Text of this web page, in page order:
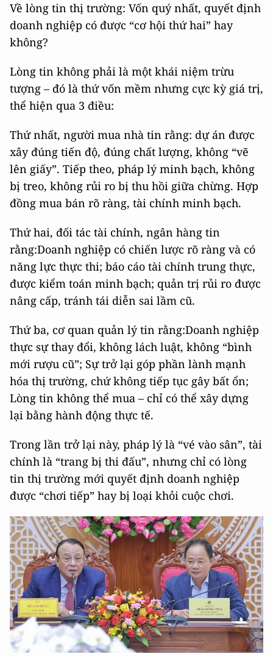
Về lòng tin thị trường: Vốn quý nhất, quyết định
doanh nghiệp có được “cơ hội thứ hai” hay
không?
Lòng tin không phải là một khái niệm trừu
tượng – đó là thứ vốn mềm nhưng cực kỳ giá trị,
thể hiện qua 3 điều:
Thứ nhất, người mua nhà tin rằng: dự án được
xây đúng tiến độ, đúng chất lượng, không “vẽ
lên giấy”. Tiếp theo, pháp lý minh bạch, không
bị treo, không rủi ro bị thu hồi giữa chừng. Hợp
đồng mua bán rõ ràng, tài chính minh bạch.
Thứ hai, đối tác tài chính, ngân hàng tin
rằng:Doanh nghiệp có chiến lược rõ ràng và có
năng lực thực thi; báo cáo tài chính trung thực,
được kiểm toán minh bạch; quản trị rủi ro được
nâng cấp, tránh tái diễn sai lầm cũ.
Thứ ba, cơ quan quản lý tin rằng:Doanh nghiệp
thực sự thay đổi, không lách luật, không “bình
mới rượu cũ”; Sự trở lại góp phần lành mạnh
hóa thị trường, chứ không tiếp tục gây bất ổn;
Lòng tin không thể mua – chỉ có thể xây dựng
lại bằng hành động thực tế.
Trong lần trở lại này, pháp lý là “vé vào sân”, tài
chính là “trang bị thi đấu”, nhưng chỉ có lòng
tin thị trường mới quyết định doanh nghiệp
được “chơi tiếp” hay bị loại khỏi cuộc chơi.